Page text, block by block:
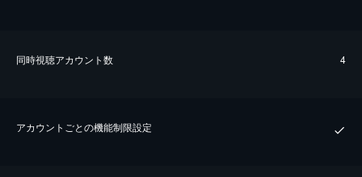
同時視聴アカウント数 4
アカウントごとの機能制限設定